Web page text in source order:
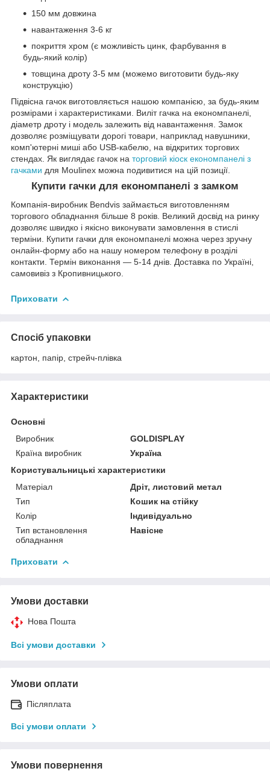
150 мм довжина
навантаження 3-6 кг
покриття хром (є можливість цинк, фарбування в
будь-який колір)
товщина дроту 3-5 мм (можемо виготовити будь-яку
конструкцію)
Підвісна гачок виготовляється нашою компанією, за будь-яким
розмірами і характеристиками. Виліт гачка на економпанелі,
діаметр дроту і модель залежить від навантаження. Замок
дозволяє розміщувати дорогі товари, наприклад навушники,
комп'ютерні миші або USB-кабелю, на відкритих торгових
стендах. Як виглядає гачок на торговий кіоск економпанелі з
гачками для Moulinex можна подивитися на цій позиції.
Купити гачки для економпанелі з замком
Компанія-виробник Bendvis займається виготовленням
торгового обладнання більше 8 років. Великий досвід на ринку
дозволяє швидко і якісно виконувати замовлення в стислі
терміни. Купити гачки для економпанелі можна через зручну
онлайн-форму або на нашу номером телефону в розділі
контакти. Термін виконання — 5-14 днів. Доставка по Україні,
самовивіз з Кропивницького.
Приховати
Спосіб упаковки
картон, папір, стрейч-плівка
Характеристики
Основні
Виробник
GOLDISPLAY
Країна виробник
Україна
Користувальницькі характеристики
Матеріал
Дріт, листовий метал
Тип
Кошик на стійку
Колір
Індивідуально
Тип встановлення
обладнання
Навісне
Приховати
Умови доставки
Нова Пошта
Всі умови доставки
Умови оплати
Післяплата
Всі умови оплати
Умови повернення